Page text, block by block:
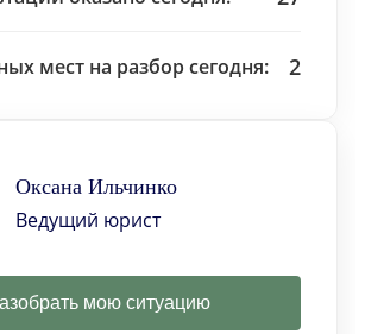
мест на разбор сегодня: 2
Оксана Ильчинко
Ведущий юрист
мою ситуацию